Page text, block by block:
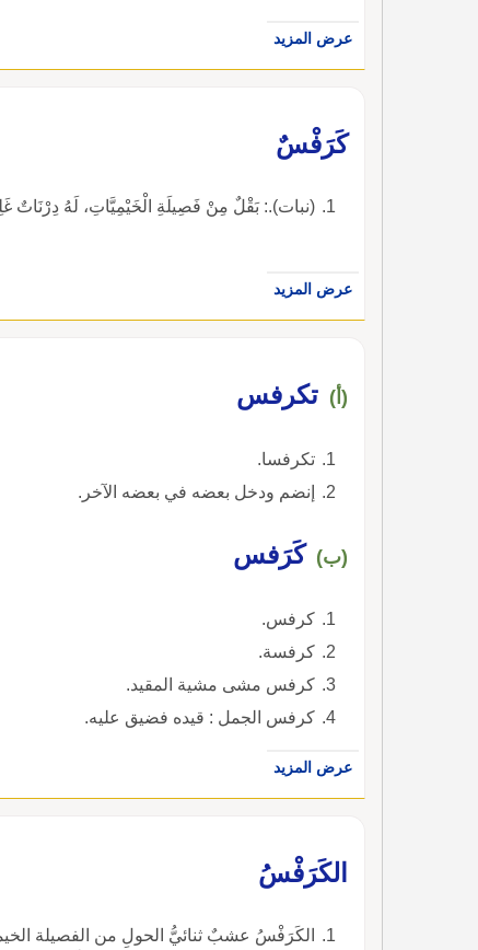
عرض المزيد
كَرَفْسٌ
(نبات).: بَقْلٌ مِنْ فَصِيلَةِ الْخَيْمِيَّاتِ، لَهُ دِرْنَاتٌ
عرض المزيد
(أ) تكرفس
تكرفسا.
إنضم ودخل بعضه في بعضه الآخر.
(ب) كَرَفس
كرفس.
كرفسة.
كرفس مشى مشية المقيد.
كرفس الجمل : قيده فضيق عليه.
عرض المزيد
الكَرَفْسُ
الكَرَفْسُ عشبٌ ثنائيُّ الحولِ من الفصيلة